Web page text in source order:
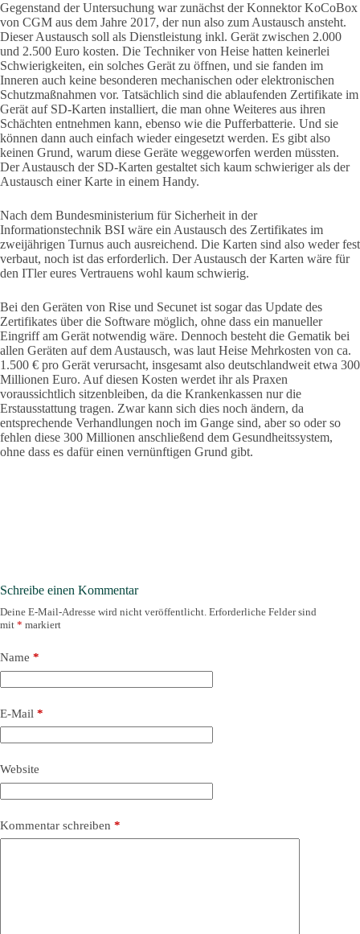
Gegenstand der Untersuchung war zunächst der Konnektor KoCoBox
von CGM aus dem Jahre 2017, der nun also zum Austausch ansteht.
Dieser Austausch soll als Dienstleistung inkl. Gerät zwischen 2.000
und 2.500 Euro kosten. Die Techniker von Heise hatten keinerlei
Schwierigkeiten, ein solches Gerät zu öffnen, und sie fanden im
Inneren auch keine besonderen mechanischen oder elektronischen
Schutzmaßnahmen vor. Tatsächlich sind die ablaufenden Zertifikate im
Gerät auf SD-Karten installiert, die man ohne Weiteres aus ihren
Schächten entnehmen kann, ebenso wie die Pufferbatterie. Und sie
können dann auch einfach wieder eingesetzt werden. Es gibt also
keinen Grund, warum diese Geräte weggeworfen werden müssten.
Der Austausch der SD-Karten gestaltet sich kaum schwieriger als der
Austausch einer Karte in einem Handy.
Nach dem Bundesministerium für Sicherheit in der
Informationstechnik BSI wäre ein Austausch des Zertifikates im
zweijährigen Turnus auch ausreichend. Die Karten sind also weder fest
verbaut, noch ist das erforderlich. Der Austausch der Karten wäre für
den ITler eures Vertrauens wohl kaum schwierig.
Bei den Geräten von Rise und Secunet ist sogar das Update des
Zertifikates über die Software möglich, ohne dass ein manueller
Eingriff am Gerät notwendig wäre. Dennoch besteht die Gematik bei
allen Geräten auf dem Austausch, was laut Heise Mehrkosten von ca.
1.500 € pro Gerät verursacht, insgesamt also deutschlandweit etwa 300
Millionen Euro. Auf diesen Kosten werdet ihr als Praxen
voraussichtlich sitzenbleiben, da die Krankenkassen nur die
Erstausstattung tragen. Zwar kann sich dies noch ändern, da
entsprechende Verhandlungen noch im Gange sind, aber so oder so
fehlen diese 300 Millionen anschließend dem Gesundheitssystem,
ohne dass es dafür einen vernünftigen Grund gibt.
Schreibe einen Kommentar
Deine E-Mail-Adresse wird nicht veröffentlicht. Erforderliche Felder sind
mit * markiert
Name *
E-Mail *
Website
Kommentar schreiben *